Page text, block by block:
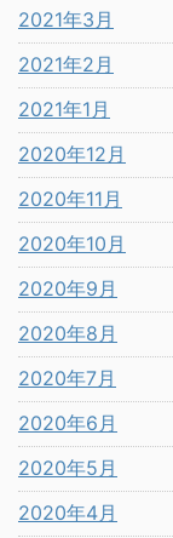
2021年3月
2021年2月
2021年1月
2020年12月
2020年11月
2020年10月
2020年9月
2020年8月
2020年7月
2020年6月
2020年5月
2020年4月